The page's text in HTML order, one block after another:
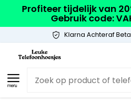
Profiteer tijdelijk van
Gebruik code:
Klarna Achteraf
menu